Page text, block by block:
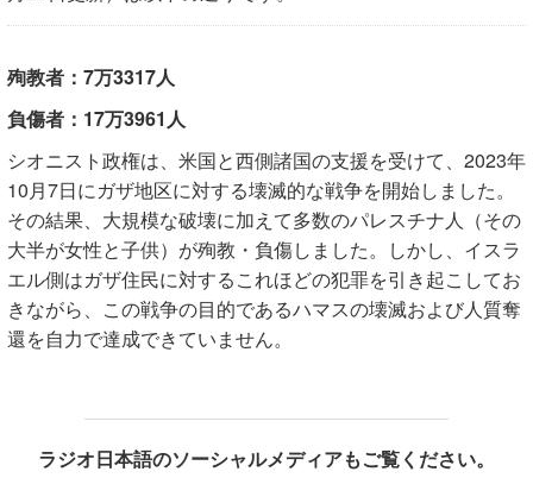
殉教者：7万3317人
負傷者：17万3961人
シオニスト政権は、米国と西側諸国の支援を受けて、2023年
10月7日にガザ地区に対する壊滅的な戦争を開始しました。
その結果、大規模な破壊に加えて多数のパレスチナ人（その
大半が女性と子供）が殉教・負傷しました。しかし、イスラ
エル側はガザ住民に対するこれほどの犯罪を引き起こしてお
きながら、この戦争の目的であるハマスの壊滅および人質奪
還を自力で達成できていません。
ラジオ日本語のソーシャルメディアもご覧ください。